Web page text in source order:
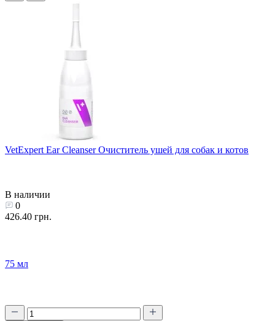
VetExpert Ear Cleanser Очиститель ушей для собак и котов
В наличии
0
426.40 грн.
75 мл